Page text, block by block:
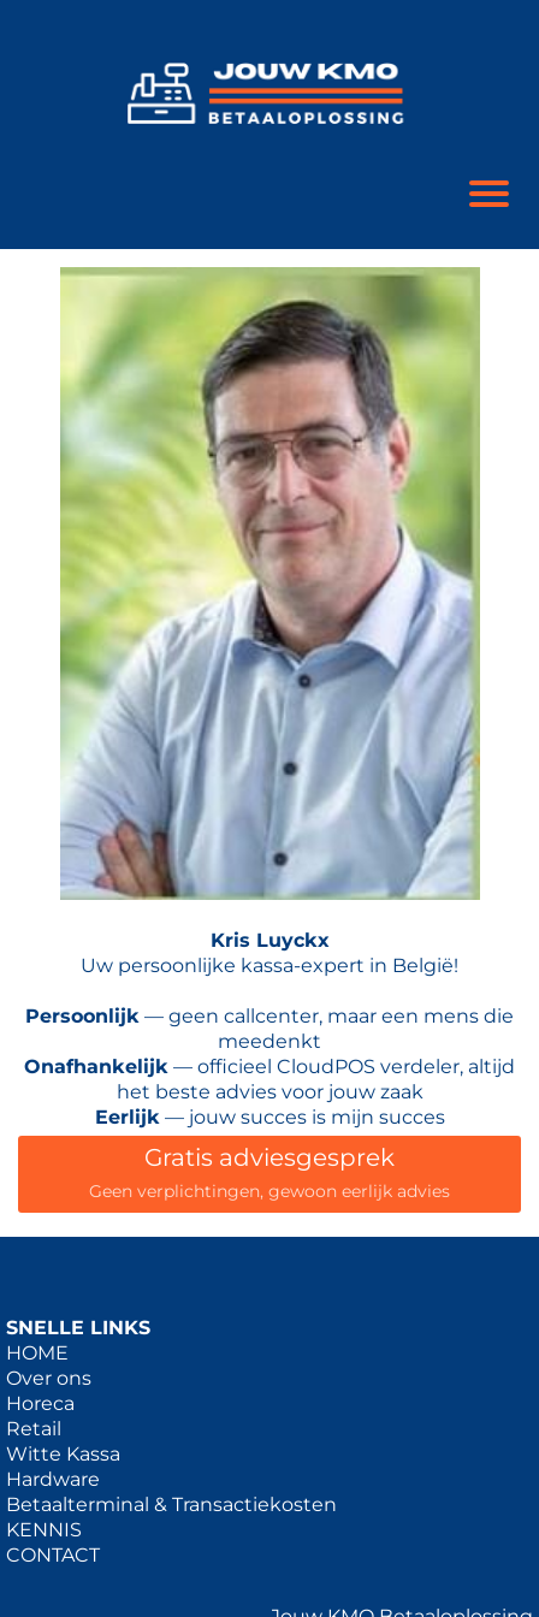
Kris Luyckx
Uw persoonlijke kassa-expert in België!
Persoonlijk — geen callcenter, maar een mens die
meedenkt
Onafhankelijk — officieel CloudPOS verdeler, altijd
het beste advies voor jouw zaak
Eerlijk — jouw succes is mijn succes
Gratis adviesgesprek
Geen verplichtingen, gewoon eerlijk advies
SNELLE LINKS
HOME
Over ons
Horeca
Retail
Witte Kassa
Hardware
Betaalterminal & Transactiekosten
KENNIS
CONTACT